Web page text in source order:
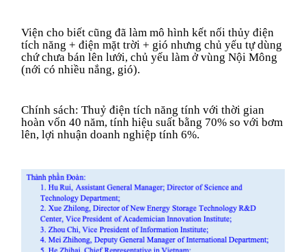
Viện cho biết cũng đã làm mô hình kết nối thủy điện
tích năng + điện mặt trời + gió nhưng chủ yếu tự dùng
chứ chưa bán lên lưới, chủ yếu làm ở vùng Nội Mông
(nới có nhiều nắng, gió).
Chính sách: Thuỷ điện tích năng tính với thời gian
hoàn vốn 40 năm, tính hiệu suất bằng 70% so với bơm
lên, lợi nhuận doanh nghiệp tính 6%.